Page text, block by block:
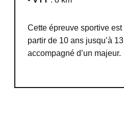
Cette épreuve sportive
partir de 10 ans jusqu’à
accompagné d’un majeur.